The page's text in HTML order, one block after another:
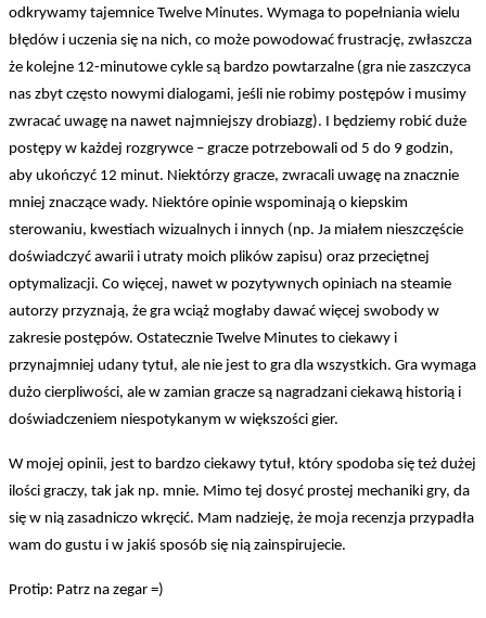
odkrywamy tajemnice Twelve Minutes. Wymaga to popełniania wielu
błędów i uczenia się na nich, co może powodować frustrację, zwłaszcza
że kolejne 12-minutowe cykle są bardzo powtarzalne (gra nie zaszczyca
nas zbyt często nowymi dialogami, jeśli nie robimy postępów i musimy
zwracać uwagę na nawet najmniejszy drobiazg). I będziemy robić duże
postępy w każdej rozgrywce – gracze potrzebowali od 5 do 9 godzin,
aby ukończyć 12 minut. Niektórzy gracze, zwracali uwagę na znacznie
mniej znaczące wady. Niektóre opinie wspominają o kiepskim
sterowaniu, kwestiach wizualnych i innych (np. Ja miałem nieszczęście
doświadczyć awarii i utraty moich plików zapisu) oraz przeciętnej
optymalizacji. Co więcej, nawet w pozytywnych opiniach na steamie
autorzy przyznają, że gra wciąż mogłaby dawać więcej swobody w
zakresie postępów. Ostatecznie Twelve Minutes to ciekawy i
przynajmniej udany tytuł, ale nie jest to gra dla wszystkich. Gra wymaga
dużo cierpliwości, ale w zamian gracze są nagradzani ciekawą historią i
doświadczeniem niespotykanym w większości gier.
W mojej opinii, jest to bardzo ciekawy tytuł, który spodoba się też dużej
ilości graczy, tak jak np. mnie. Mimo tej dosyć prostej mechaniki gry, da
się w nią zasadniczo wkręcić. Mam nadzieję, że moja recenzja przypadła
wam do gustu i w jakiś sposób się nią zainspirujecie.
Protip: Patrz na zegar =)